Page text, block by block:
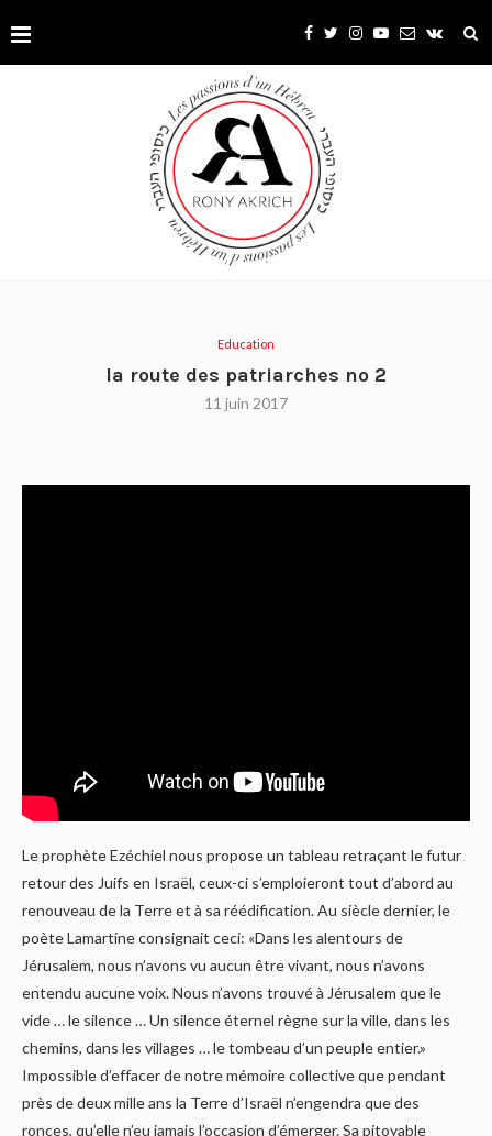
Education
la route des patriarches no 2
11 juin 2017
Le prophète Ezéchiel nous propose un tableau retraçant le futur
retour des Juifs en Israël, ceux-ci s’emploieront tout d’abord au
renouveau de la Terre et à sa réédification. Au siècle dernier, le
poète Lamartine consignait ceci: «Dans les alentours de
Jérusalem, nous n’avons vu aucun être vivant, nous n’avons
entendu aucune voix. Nous n’avons trouvé à Jérusalem que le
vide … le silence … Un silence éternel règne sur la ville, dans les
chemins, dans les villages … le tombeau d’un peuple entier.»
Impossible d’effacer de notre mémoire collective que pendant
près de deux mille ans la Terre d’Israël n’engendra que des
ronces, qu’elle n’eu jamais l’occasion d’émerger. Sa pitoyable